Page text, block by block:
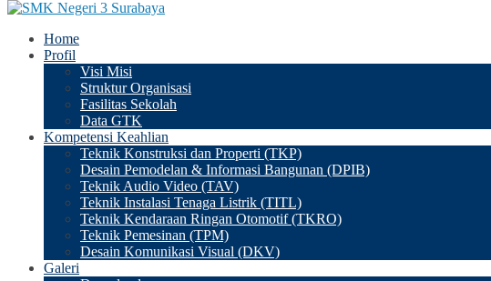
Home
Profil
Visi Misi
Struktur Organisasi
Fasilitas Sekolah
Data GTK
Kompetensi Keahlian
Teknik Konstruksi dan Properti (TKP)
Desain Pemodelan & Informasi Bangunan (DPIB)
Teknik Audio Video (TAV)
Teknik Instalasi Tenaga Listrik (TITL)
Teknik Kendaraan Ringan Otomotif (TKRO)
Teknik Pemesinan (TPM)
Desain Komunikasi Visual (DKV)
Galeri